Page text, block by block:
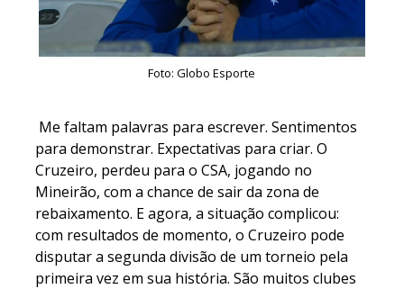
Foto: Globo Esporte
Me faltam palavras para escrever. Sentimentos
para demonstrar. Expectativas para criar. O
Cruzeiro, perdeu para o CSA, jogando no
Mineirão, com a chance de sair da zona de
rebaixamento. E agora, a situação complicou:
com resultados de momento, o Cruzeiro pode
disputar a segunda divisão de um torneio pela
primeira vez em sua história. São muitos clubes